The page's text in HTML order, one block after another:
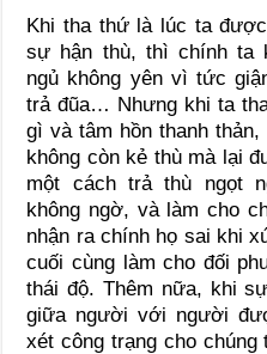
Khi tha thứ là lúc ta
sự hận thù, thì chính ta
ngủ không yên vì tức
trả đũa… Nhưng khi ta
gì và tâm hồn thanh
không còn kẻ thù mà lại
một cách trả thù ngọt
không ngờ, và làm cho
nhận ra chính họ sai khi
cuối cùng làm cho đối
thái độ. Thêm nữa, khi
giữa người với người
xét công trạng cho